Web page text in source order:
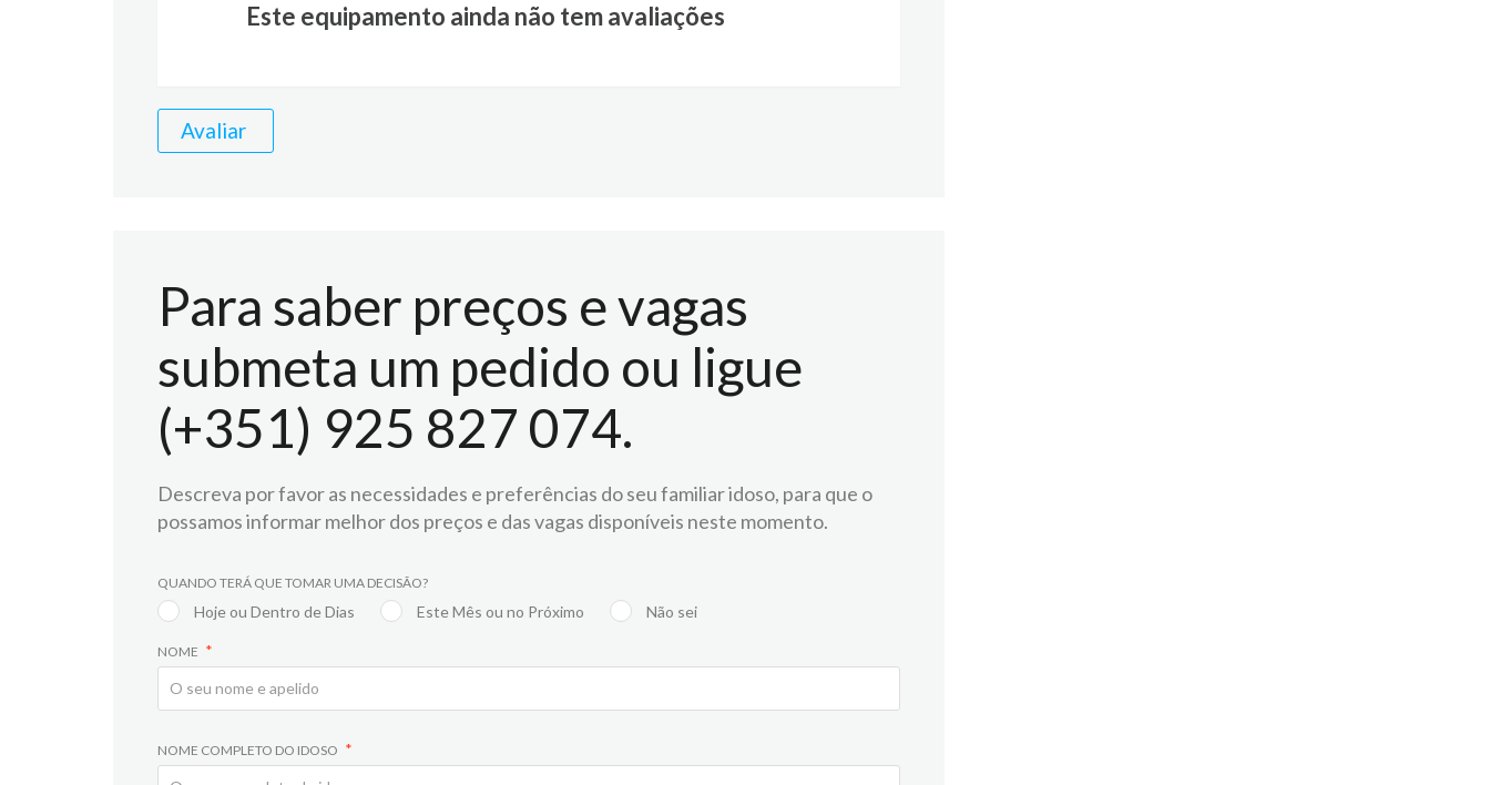
Este equipamento ainda não tem avaliações
Avaliar
Para saber preços e vagas
submeta um pedido ou ligue
(+351) 925 827 074.
Descreva por favor as necessidades e preferências do seu familiar idoso, para que o
possamos informar melhor dos preços e das vagas disponíveis neste momento.
QUANDO TERÁ QUE TOMAR UMA DECISÃO?
Hoje ou Dentro de Dias Este Mês ou no Próximo Não sei
NOME
NOME COMPLETO DO IDOSO